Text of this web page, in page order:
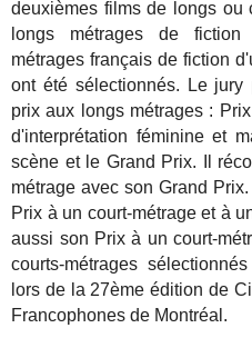
deuxièmes films de longs ou
longs métrages de
métrages français de fiction
ont été sélectionnés.
Le jury
prix aux longs métrages :
d'interprétation féminine et
scène et le Grand Prix. Il
métrage avec son Grand Prix.
Prix à un court-métrage et à
aussi son Prix à un court-
courts-métrages
lors de la 27ème édition de
Francophones de Montréal.